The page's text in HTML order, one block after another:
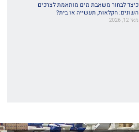
כיצד לבחור משאבת מים מותאמת לצרכים
השונים: חקלאות, תעשייה או בית?
מאי 12, 2026